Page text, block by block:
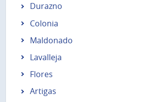
Durazno
Colonia
Maldonado
Lavalleja
Flores
Artigas